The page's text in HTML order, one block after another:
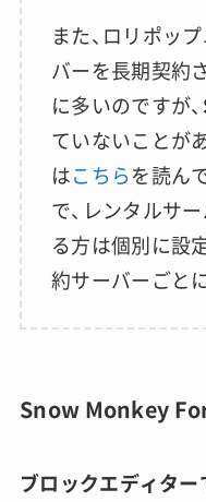
また、ロリポッ
バーを長期契約
に多いのですが、
ていないことが
はこちらを読ん
で、レンタルサ
る方は個別に設
約サーバーごと
Snow Monkey
ブロックエディター